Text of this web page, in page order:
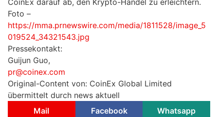
CoinEx darauf ab, den Krypto-Handel zu erleichtern.
Foto –
https://mma.prnewswire.com/media/1811528/image_5
019524_34321543.jpg
Pressekontakt:
Guijun Guo,
pr@coinex.com
Original-Content von: CoinEx Global Limited
übermittelt durch news aktuell
Mail
Facebook Whatsapp